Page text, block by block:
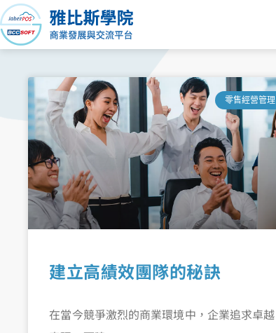
跳
至
主
零售經營管理
建立高績效團隊的秘訣
在當今競爭激烈的商業環境中，企業追求卓越